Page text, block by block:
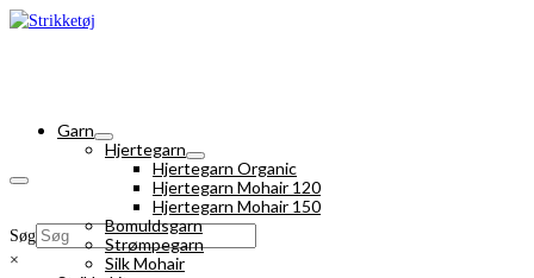
Søg
×
Garn
Hjertegarn
Hjertegarn Organic
Hjertegarn Mohair 120
Hjertegarn Mohair 150
Bomuldsgarn
Strømpegarn
Silk Mohair